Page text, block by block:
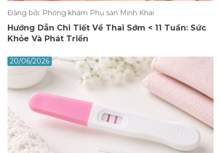
Đăng bởi: Phòng khám Phụ sản Minh Khai
Hướng Dẫn Chi Tiết Về Thai Sớm < 11 Tuần: Sức
Khỏe Và Phát Triển
20/06/2026